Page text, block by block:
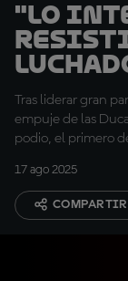
"Lo
Tras liderar gran
empuje de las
podio, el primero
17 ago 2025
COMPARTIR